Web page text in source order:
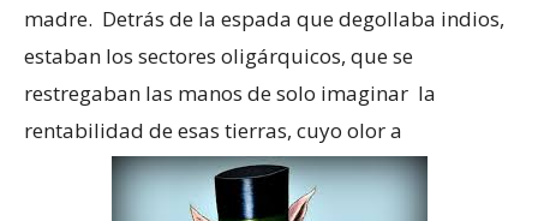
madre. Detrás de la espada que degollaba indios,
estaban los sectores oligárquicos, que se
restregaban las manos de solo imaginar la
rentabilidad de esas tierras, cuyo olor a